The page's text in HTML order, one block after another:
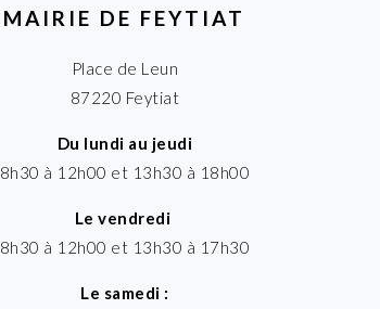
MAIRIE DE FEYTIAT
Place de Leun
87220 Feytiat
Du lundi au jeudi
8h30 à 12h00 et 13h30 à 18h00
Le vendredi
8h30 à 12h00 et 13h30 à 17h30
Le samedi :